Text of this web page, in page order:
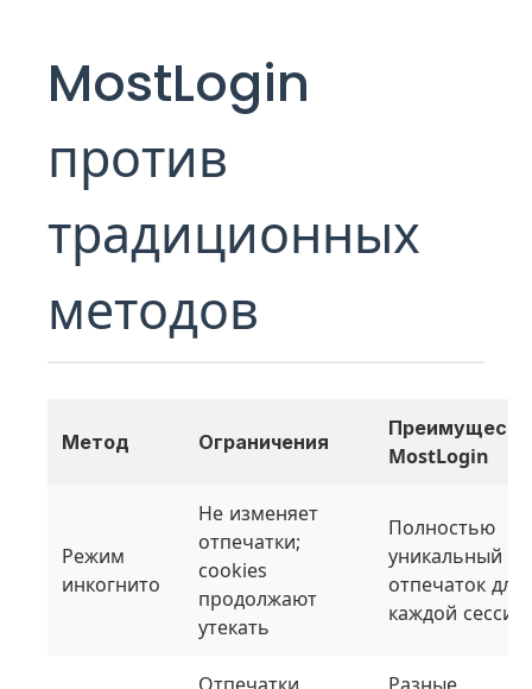
MostLogin
против
традиционных
методов
Метод Ограничения
MostLogin
Режим
инкогнито
Не изменяет
отпечатки;
cookies
продолжают
утекать
Полностью
уникальный
отпечаток для
каждой сессии